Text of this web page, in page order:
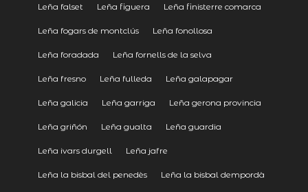
Leña falset Leña figuera Leña finisterre comarca
Leña fogars de montclús Leña fonollosa
Leña foradada Leña fornells de la selva
Leña fresno Leña fulleda Leña galapagar
Leña galicia Leña garriga Leña gerona provincia
Leña griñón Leña gualta Leña guardia
Leña ivars durgell Leña jafre
Leña la bisbal del penedès Leña la bisbal dempordà